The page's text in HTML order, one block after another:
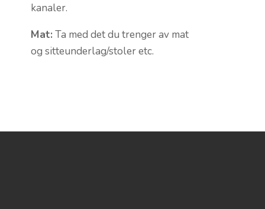
kanaler.
Mat: Ta med det du trenger av mat
og sitteunderlag/stoler etc.